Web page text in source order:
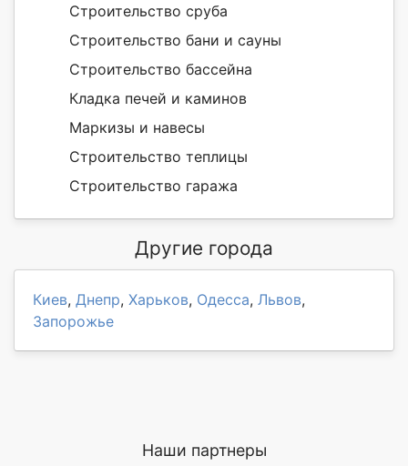
Строительство сруба
Строительство бани и сауны
Строительство бассейна
Кладка печей и каминов
Маркизы и навесы
Строительство теплицы
Строительство гаража
Другие города
Киев, Днепр, Харьков, Одесса, Львов,
Запорожье
Наши партнеры